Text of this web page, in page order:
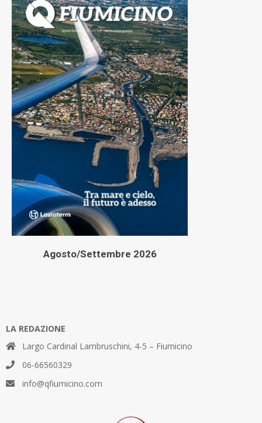
Agosto/Settembre 2026
LA REDAZIONE
Largo Cardinal Lambruschini, 4-5 – Fiumicino
06-66560329
info@qfiumicino.com